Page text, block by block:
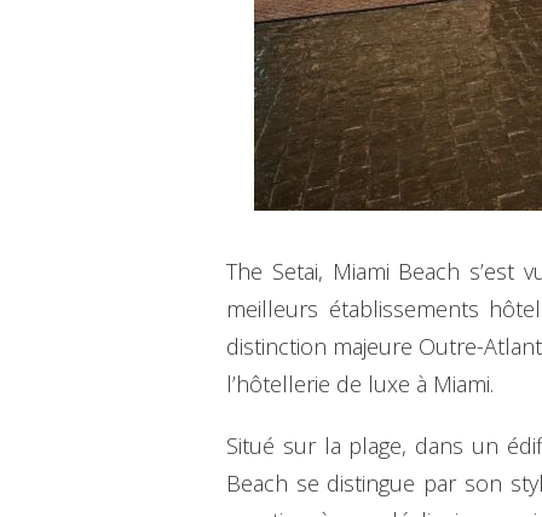
The Setai, Miami Beach
meilleurs établissements
distinction majeure Outre-
l’hôtellerie de luxe à Miami.
Situé sur la plage, dans un
Beach se distingue par son